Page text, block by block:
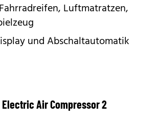
Luftmatratzen,
und Abschaltautomatik
Air Compressor 2